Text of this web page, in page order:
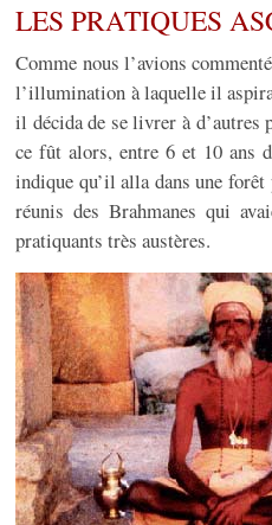
LES PRATIQUES
Comme nous l’avions
l’illumination à laquelle il
il décida de se livrer à d’autres
ce fût alors, entre 6 et 10 ans
indique qu’il alla dans une forêt
réunis des Brahmanes qui
pratiquants très austères.